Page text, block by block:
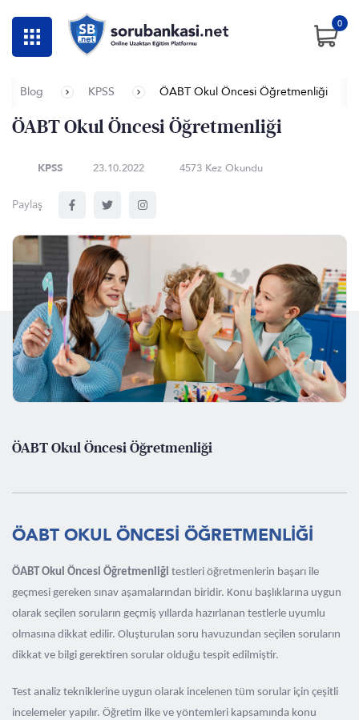
0
Blog KPSS ÖABT Okul Öncesi Öğretmenliği
ÖABT Okul Öncesi Öğretmenliği
KPSS 23.10.2022 4573 Kez Okundu
Paylaş
ÖABT Okul Öncesi Öğretmenliği
ÖABT OKUL ÖNCESİ ÖĞRETMENLİĞİ
ÖABT Okul Öncesi Öğretmenliği testleri öğretmenlerin başarı ile
geçmesi gereken sınav aşamalarından biridir. Konu başlıklarına uygun
olarak seçilen soruların geçmiş yıllarda hazırlanan testlerle uyumlu
olmasına dikkat edilir. Oluşturulan soru havuzundan seçilen soruların
dikkat ve bilgi gerektiren sorular olduğu tespit edilmiştir.
Test analiz tekniklerine uygun olarak incelenen tüm sorular için çeşitli
incelemeler yapılır. Öğretim ilke ve yöntemleri kapsamında konu